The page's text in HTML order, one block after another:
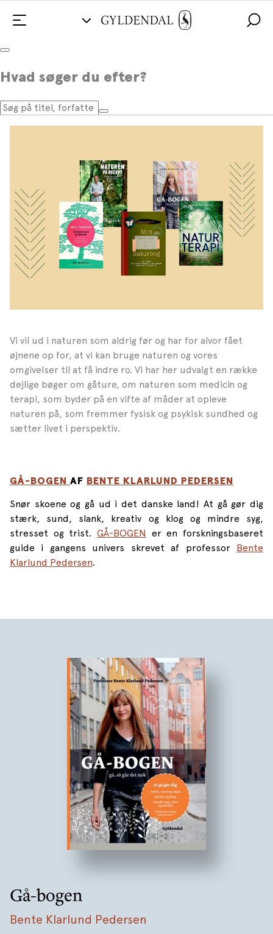
Hvad søger du efter?
Tag med ud i naturen
Tank mentale vitaminer, naturglæde og ro i den
danske natur.
Vi vil ud i naturen som aldrig før og har for alvor fået
øjnene op for, at vi kan bruge naturen og vores
omgivelser til at få indre ro. Vi har her udvalgt en række
dejlige bøger om gåture, om naturen som medicin og
terapi, som byder på en vifte af måder at opleve
naturen på, som fremmer fysisk og psykisk sundhed og
sætter livet i perspektiv.
GÅ-BOGEN AF BENTE KLARLUND PEDERSEN
Snør skoene og gå ud i det danske land! At gå gør dig
stærk, sund, slank, kreativ og klog og mindre syg,
stresset og trist. GÅ-BOGEN er en forskningsbaseret
guide i gangens univers skrevet af professor Bente
Klarlund Pedersen.
Gå-bogen
Bente Klarlund Pedersen